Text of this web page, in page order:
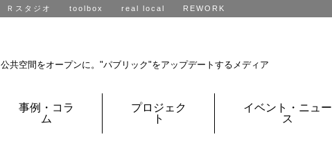
Ｒスタジオ toolbox real local REWORK
公共空間をオープンに。 "パブリック"をアップデートするメディア
事例・コラ
ム
プロジェク
ト
イベント・ニュー
ス